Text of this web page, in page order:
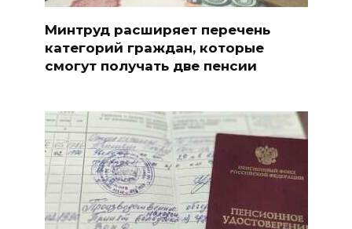
Минтруд расширяет перечень
категорий граждан, которые
смогут получать две пенсии